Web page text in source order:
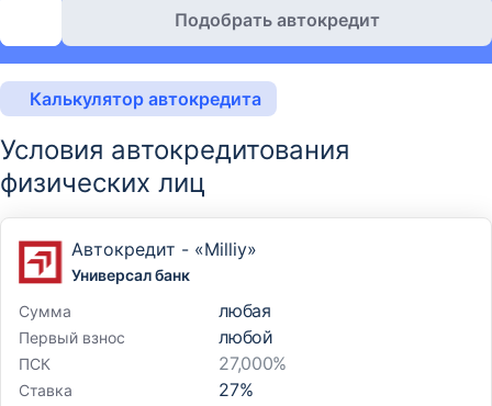
Подобрать автокредит
Калькулятор автокредита
Условия автокредитования
физических лиц
Автокредит - «Milliy»
Универсал банк
Сумма
любая
Первый взнос любой
ПСК 27,000%
Ставка 27%